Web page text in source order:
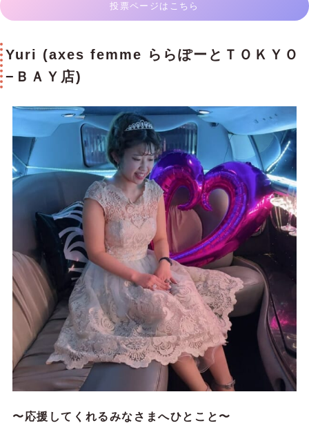
投票ページはこちら
Yuri (axes femme ららぽーとＴＯＫＹＯ
−ＢＡＹ店)
〜応援してくれるみなさまへひとこと〜